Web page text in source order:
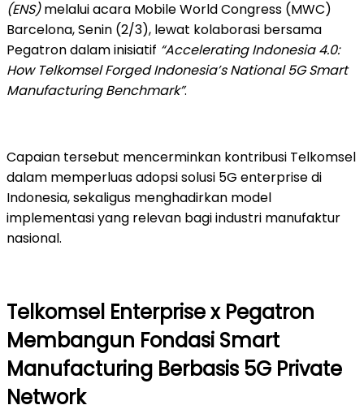
(ENS)melalui acara Mobile World Congress (MWC)
Barcelona, Senin (2/3), lewat kolaborasi bersama
Pegatron dalam inisiatif “Accelerating Indonesia 4.0:
How Telkomsel Forged Indonesia’s National 5G Smart
Manufacturing Benchmark”.
Capaian tersebut mencerminkan kontribusi Telkomsel
dalam memperluas adopsi solusi 5G enterprise di
Indonesia, sekaligus menghadirkan model
implementasi yang relevan bagi industri manufaktur
nasional.
Telkomsel Enterprise x Pegatron
Membangun Fondasi Smart
Manufacturing Berbasis 5G Private
Network